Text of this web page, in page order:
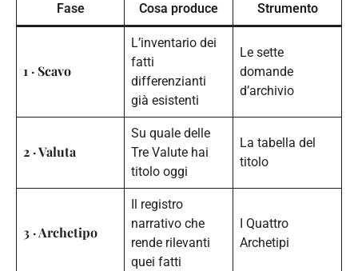
Fase Cosa produce Strumento
1 · Scavo
L’inventario dei
fatti
differenzianti
già esistenti
Le sette
domande
d’archivio
2 · Valuta
Su quale delle
Tre Valute hai
titolo oggi
La tabella del
titolo
3 · Archetipo
Il registro
narrativo che
rende rilevanti
quei fatti
I Quattro
Archetipi